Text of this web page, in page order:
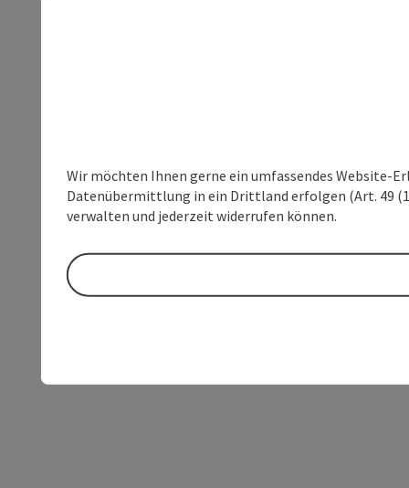
Wir möchten Ihnen gerne ein umfassendes Website-
Datenübermittlung in ein Drittland erfolgen (Art. 49
verwalten und jederzeit widerrufen können.